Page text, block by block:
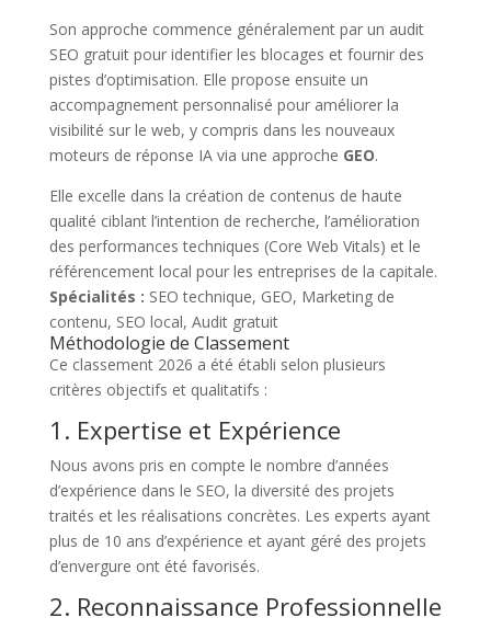
Son approche commence généralement par un audit
SEO gratuit pour identifier les blocages et fournir des
pistes d’optimisation. Elle propose ensuite un
accompagnement personnalisé pour améliorer la
visibilité sur le web, y compris dans les nouveaux
moteurs de réponse IA via une approche GEO.
Elle excelle dans la création de contenus de haute
qualité ciblant l’intention de recherche, l’amélioration
des performances techniques (Core Web Vitals) et le
référencement local pour les entreprises de la capitale.
Spécialités : SEO technique, GEO, Marketing de
contenu, SEO local, Audit gratuit
Méthodologie de Classement
Ce classement 2026 a été établi selon plusieurs
critères objectifs et qualitatifs :
1. Expertise et Expérience
Nous avons pris en compte le nombre d’années
d’expérience dans le SEO, la diversité des projets
traités et les réalisations concrètes. Les experts ayant
plus de 10 ans d’expérience et ayant géré des projets
d’envergure ont été favorisés.
2. Reconnaissance Professionnelle